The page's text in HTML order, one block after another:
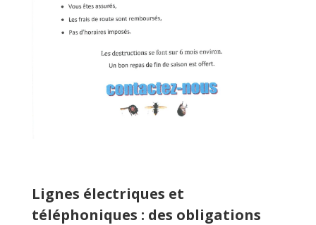
Lignes électriques et
téléphoniques : des obligations